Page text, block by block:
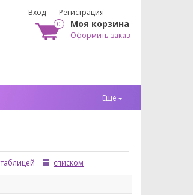
Вход Регистрация
0 Моя корзина
Оформить заказ
Еще
таблицей списком